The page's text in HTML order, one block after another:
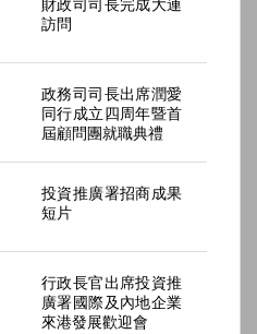
訪問
政務司司長出席潤愛
同行成立四周年暨首
屆顧問團就職典禮
投資推廣署招商成果
短片
行政長官出席投資推
廣署國際及內地企業
來港發展歡迎會